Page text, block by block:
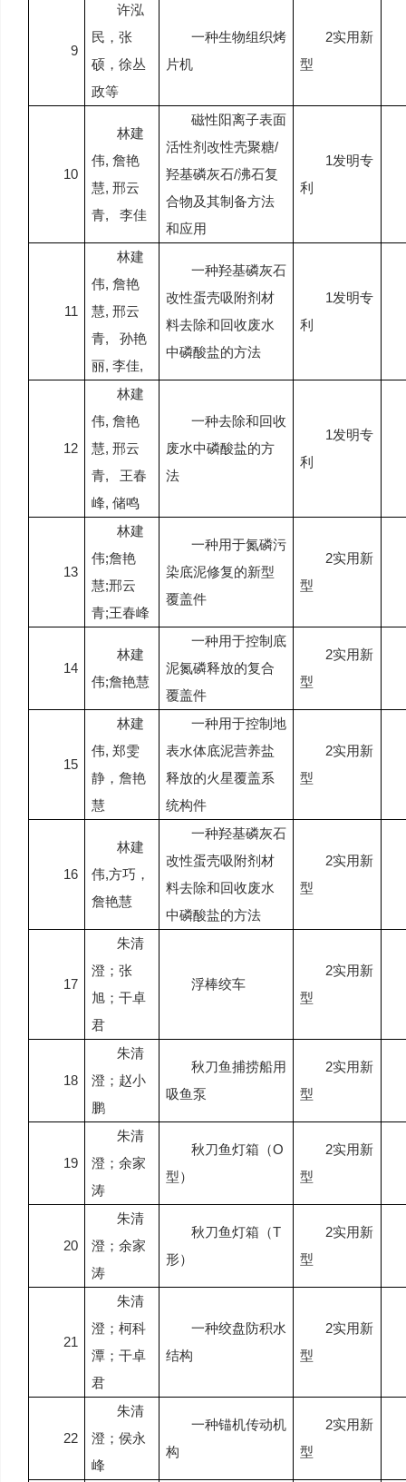
9
许泓
民，张
硕，徐丛
政等
一种生物组织烤
片机
2实用新
型
10
林建
伟, 詹艳
慧, 邢云
青, 李佳
磁性阳离子表面
活性剂改性壳聚糖/
羟基磷灰石/沸石复
合物及其制备方法
和应用
1发明专
利
11
林建
伟, 詹艳
慧, 邢云
青, 孙艳
丽, 李佳,
一种羟基磷灰石
改性蛋壳吸附剂材
料去除和回收废水
中磷酸盐的方法
1发明专
利
12
林建
伟, 詹艳
慧, 邢云
青, 王春
峰, 储鸣
一种去除和回收
废水中磷酸盐的方
法
1发明专
利
13
林建
伟;詹艳
慧;邢云
青;王春峰
一种用于氮磷污
染底泥修复的新型
覆盖件
2实用新
型
14
林建
伟;詹艳慧
一种用于控制底
泥氮磷释放的复合
覆盖件
2实用新
型
15
林建
伟, 郑雯
静，詹艳
慧
一种用于控制地
表水体底泥营养盐
释放的火星覆盖系
统构件
2实用新
型
16
林建
伟,方巧，
詹艳慧
一种羟基磷灰石
改性蛋壳吸附剂材
料去除和回收废水
中磷酸盐的方法
2实用新
型
17
朱清
澄；张
旭；干卓
君
浮棒绞车
2实用新
型
18
朱清
澄；赵小
鹏
秋刀鱼捕捞船用
吸鱼泵
2实用新
型
19
朱清
澄；余家
涛
秋刀鱼灯箱（O
型）
2实用新
型
20
朱清
澄；余家
涛
秋刀鱼灯箱（T
形）
2实用新
型
21
朱清
澄；柯科
潭；干卓
君
一种绞盘防积水
结构
2实用新
型
22
朱清
澄；侯永
峰
一种锚机传动机
构
2实用新
型